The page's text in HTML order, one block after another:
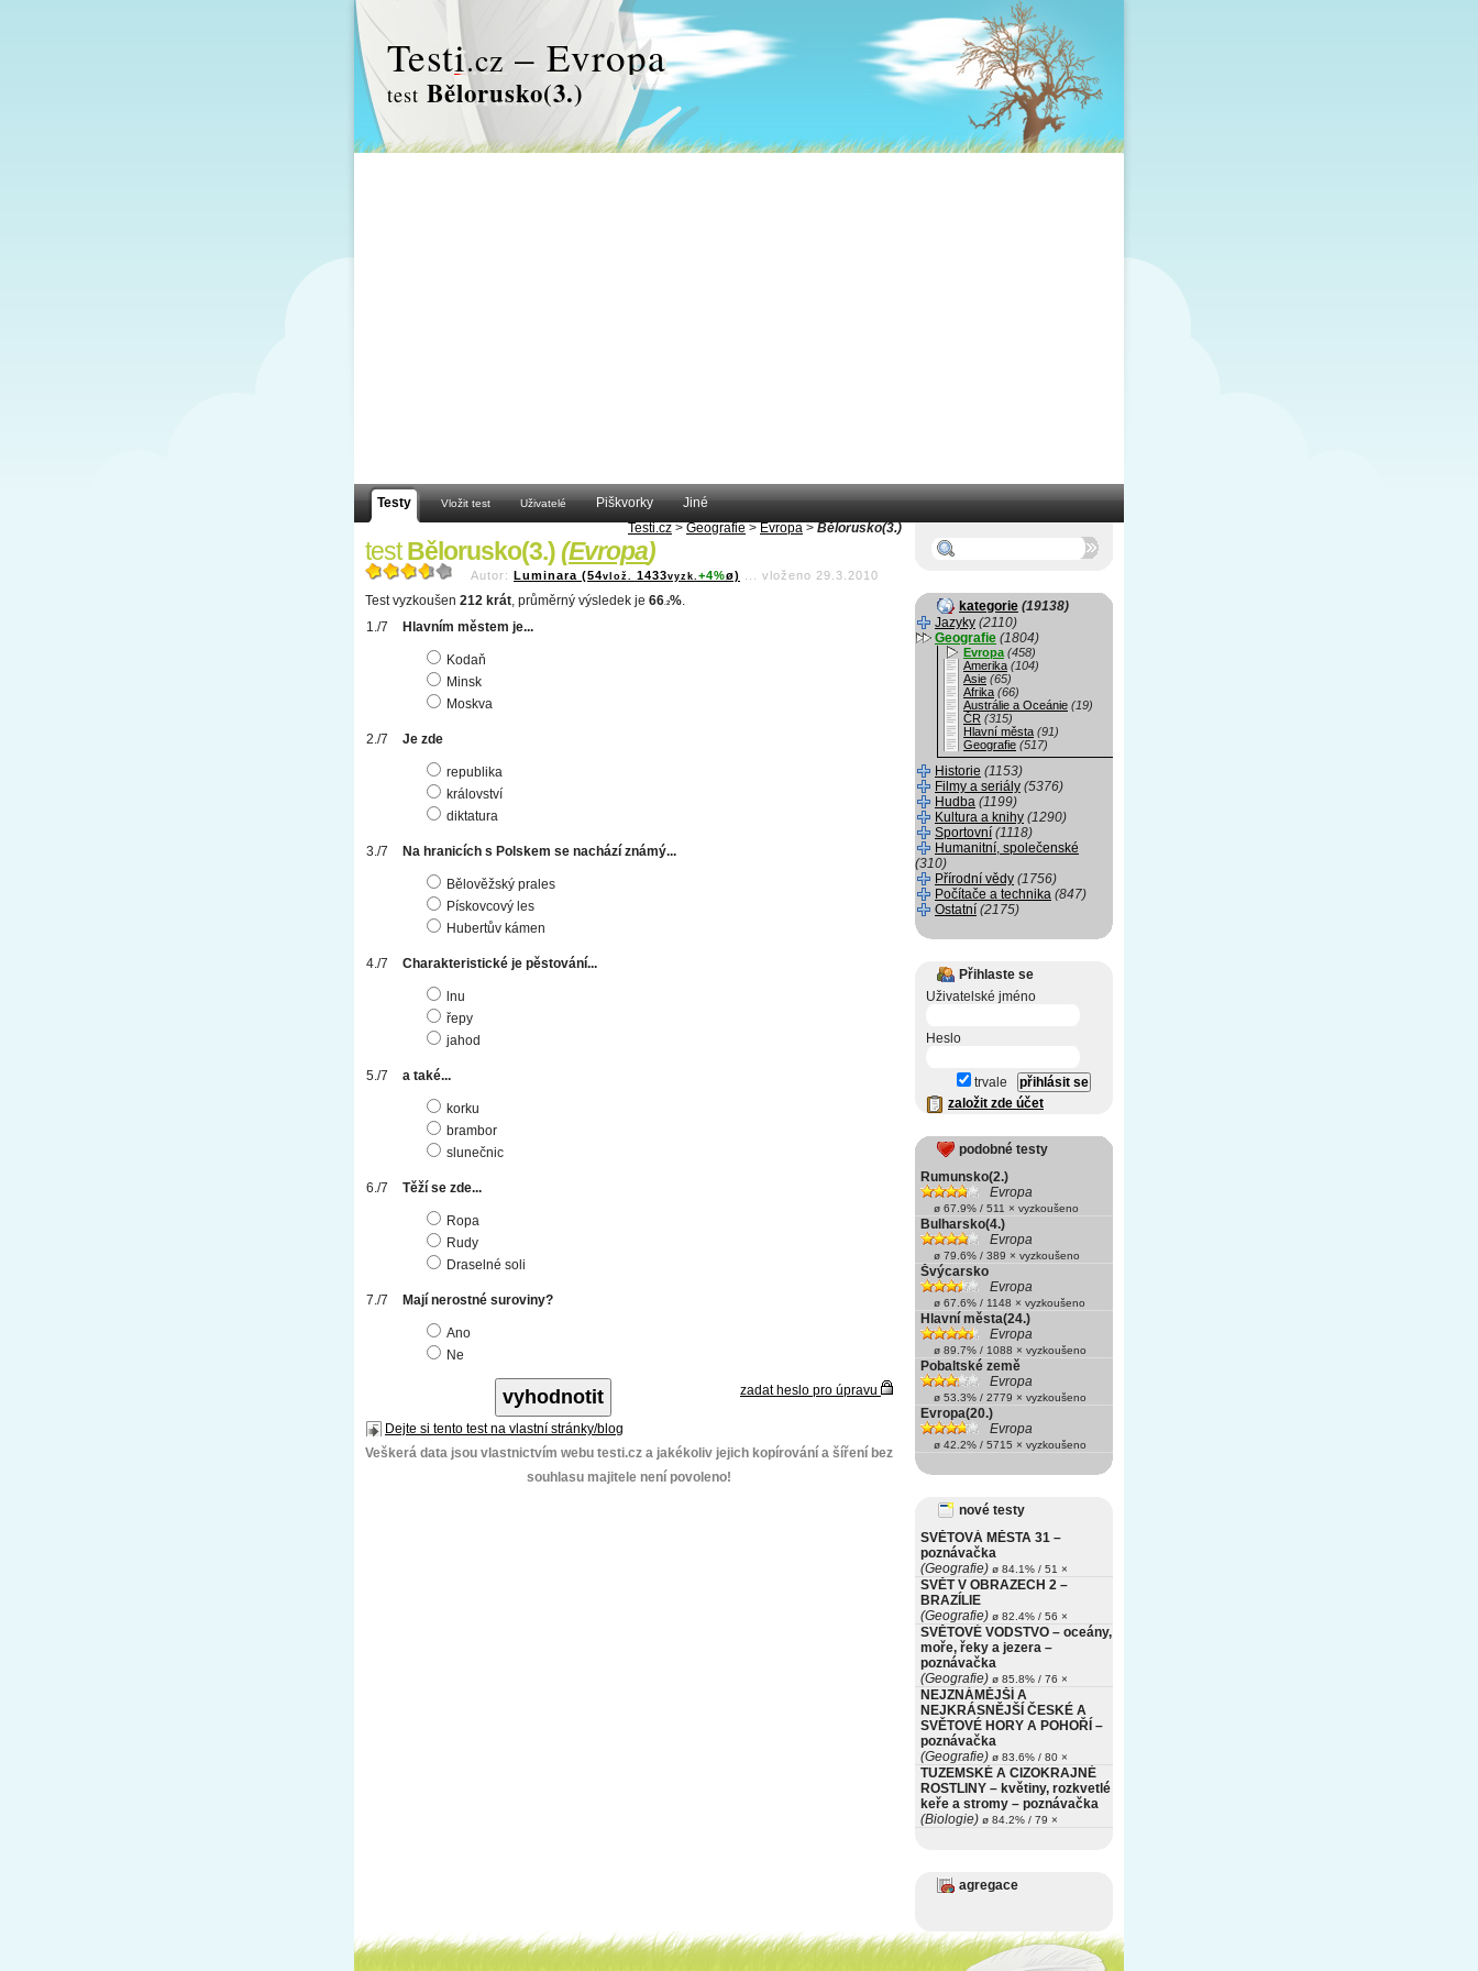
Testi.cz – Evropa
test Bělorusko(3.)
Testy Vložit test Uživatelé Piškvorky
Jiné
Testi.cz > Geografie > Evropa > Bělorusko(3.)
testBělorusko(3.)(Evropa)
Autor: Luminara (54vlož. 1433vyzk. +4%ø) vloženo 29.3.2010
Test vyzkoušen 212 krát, průměrný výsledek je 66 .2%.
Hlavním městem je...
Kodaň
Minsk
Moskva
Je zde
republika
království
diktatura
Na hranicích s Polskem se nachází známý...
Bělověžský prales
Pískovcový les
Hubertův kámen
Charakteristické je pěstování...
lnu
řepy
jahod
a také...
korku
brambor
slunečnic
Těží se zde...
Ropa
Rudy
Draselné soli
Mají nerostné suroviny?
Ano
Ne
zadat heslo pro úpravu
Dejte si tento test na vlastní stránky/blog
Veškerá data jsou vlastnictvím webu testi.cz a jakékoliv jejich kopírování a šíření bez
souhlasu majitele není povoleno!
kategorie (19138)
Jazyky (2110)
Geografie (1804)
Evropa (458)
Amerika (104)
Asie (65)
Afrika (66)
Austrálie a Oceánie (19)
ČR (315)
Hlavní města (91)
Geografie (517)
Historie (1153)
Filmy a seriály (5376)
Hudba (1199)
Kultura a knihy (1290)
Sportovní (1118)
Humanitní, společenské
(310)
Přírodní vědy (1756)
Počítače a technika (847)
Ostatní (2175)
Přihlaste se
Uživatelské jméno
Heslo
trvale
založit zde účet
podobné testy
Rumunsko(2.)
Evropa
ø 67.9% / 511 × vyzkoušeno
Bulharsko(4.)
Evropa
ø 79.6% / 389 × vyzkoušeno
Švýcarsko
Evropa
ø 67.6% / 1148 × vyzkoušeno
Hlavní města(24.)
Evropa
ø 89.7% / 1088 × vyzkoušeno
Pobaltské země
Evropa
ø 53.3% / 2779 × vyzkoušeno
Evropa(20.)
Evropa
ø 42.2% / 5715 × vyzkoušeno
nové testy
SVĚTOVÁ MĚSTA 31 –
poznávačka
(Geografie) ø 84.1% / 51 ×
SVĚT V OBRAZECH 2 –
BRAZÍLIE
(Geografie) ø 82.4% / 56 ×
SVĚTOVÉ VODSTVO – oceány,
moře, řeky a jezera –
poznávačka
(Geografie) ø 85.8% / 76 ×
NEJZNÁMĚJŠÍ A
NEJKRÁSNĚJŠÍ ČESKÉ A
SVĚTOVÉ HORY A POHOŘÍ –
poznávačka
(Geografie) ø 83.6% / 80 ×
TUZEMSKÉ A CIZOKRAJNÉ
ROSTLINY – květiny, rozkvetlé
keře a stromy – poznávačka
(Biologie) ø 84.2% / 79 ×
agregace